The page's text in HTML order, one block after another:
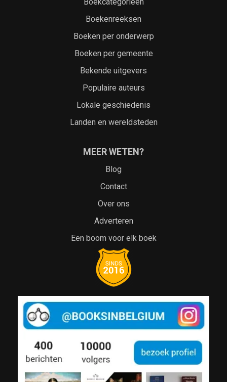
Boekcategorieën
Boekenreeksen
Boeken per onderwerp
Boeken per gemeente
Bekende uitgevers
Populaire auteurs
Lokale geschiedenis
Landen en wereldsteden
MEER WETEN?
Blog
Contact
Over ons
Adverteren
Een boom voor elk boek